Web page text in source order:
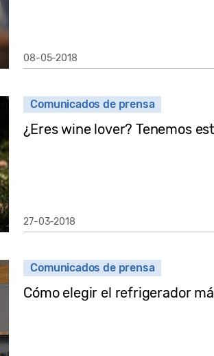
08-05-2018
Comunicados de prensa
¿Eres wine lover? Tenemos
27-03-2018
Comunicados de prensa
Cómo elegir el refrigerador